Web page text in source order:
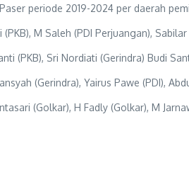
periode 2019-2024 per daerah
(PKB), M Saleh (PDI Perjuangan),
(PKB), Sri Nordiati (Gerindra) Budi
(Gerindra), Yairus Pawe (PDI),
(Golkar), H Fadly (Golkar), M